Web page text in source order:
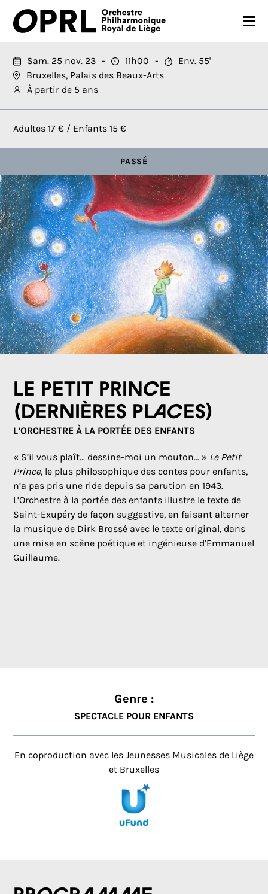
CONCERTS
SAISON 26-27
JEUNES PUBLICS
OPRL
MÉDIAS
NOUS SOUTENIR
FR EN
Sam. 25 nov. 23 11h00
Env. 55'
Bruxelles, Palais des Beaux-Arts
À partir de 5 ans
Adultes 17 € / Enfants 15 €
PASSÉ
Le Petit Prince
(DERNIÈRES PLACES)
L’ORCHESTRE À LA PORTÉE DES ENFANTS
« S’il vous plaît… dessine-moi un mouton… » Le Petit
Prince, le plus philosophique des contes pour enfants,
n’a pas pris une ride depuis sa parution en 1943.
L’Orchestre à la portée des enfants illustre le texte de
Saint-Exupéry de façon suggestive, en faisant alterner
la musique de Dirk Brossé avec le texte original, dans
une mise en scène poétique et ingénieuse d’Emmanuel
Guillaume.
Genre :
SPECTACLE POUR ENFANTS
En coproduction avec les Jeunesses Musicales de Liège
et Bruxelles